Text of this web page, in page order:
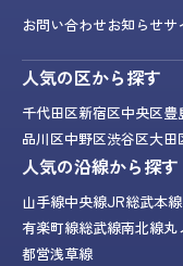
お問い合わせお知らせサ
人気の区から探す
千代田区新宿区中央区豊
品川区中野区渋谷区大田
人気の沿線から探す
山手線中央線JR総武本線
有楽町線総武線南北線丸
都営浅草線